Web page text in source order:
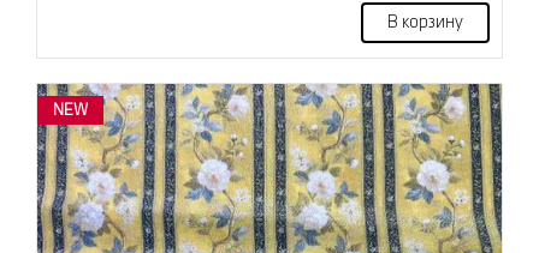
В корзину
NEW